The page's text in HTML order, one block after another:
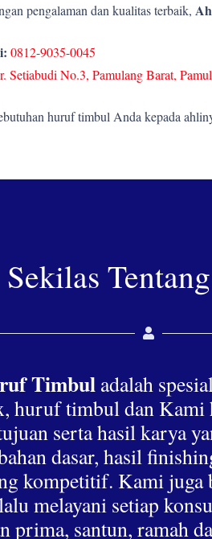
pengalaman dan kualitas terbaik,
0812-9035-0045
Setiabudi No.3, Pamulang Barat,
huruf timbul Anda kepada
Sekilas
Timbul adalah
huruf timbul dan Kami
serta hasil karya
dasar, hasil
kompetitif. Kami juga
melayani setiap
prima, santun, ramah